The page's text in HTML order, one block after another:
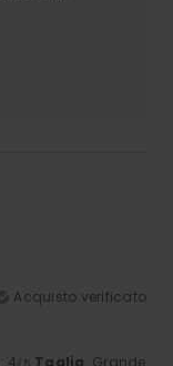
Acquisto verificato
: 4 /5 Taglia: Grande